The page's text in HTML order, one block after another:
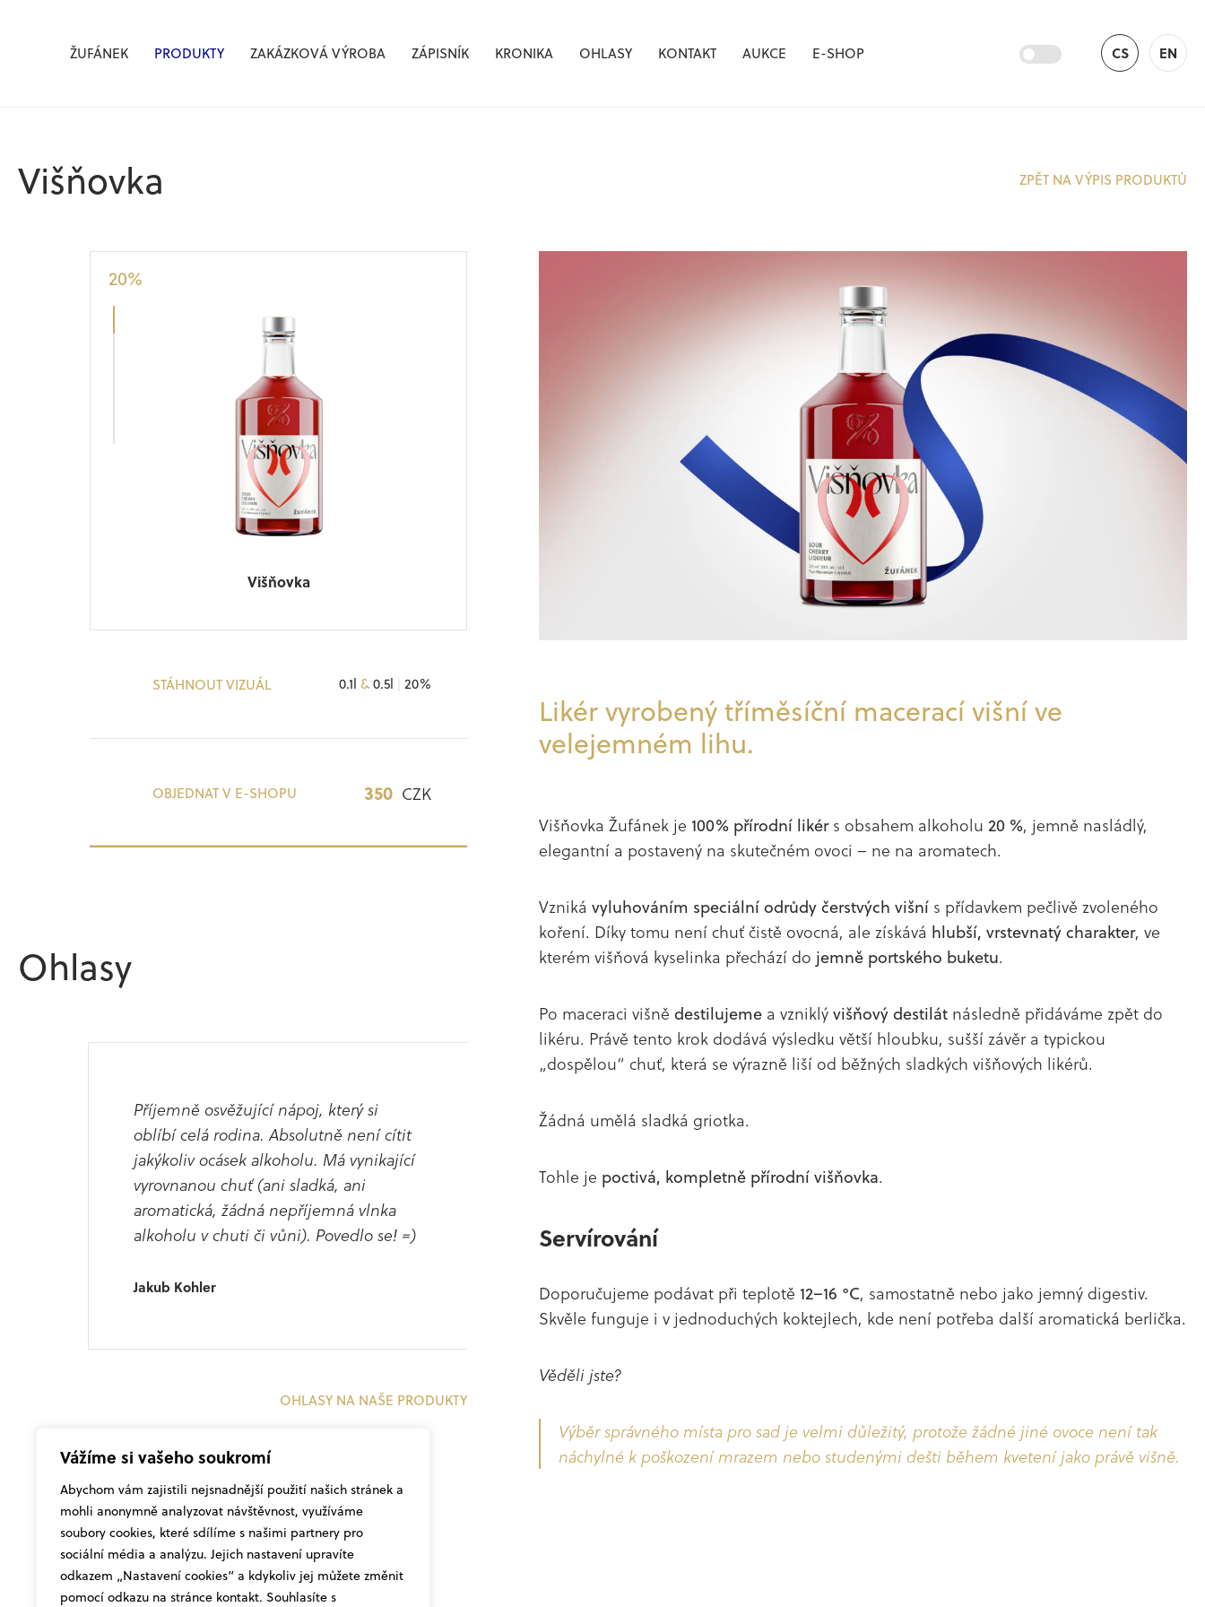
Vážíme si vašeho soukromí
Abychom vám zajistili nejsnadnější použití našich stránek a
mohli anonymně analyzovat návštěvnost, využíváme
soubory cookies, které sdílíme s našimi partnery pro
sociální média a analýzu. Jejich nastavení upravíte
odkazem „Nastavení cookies“ a kdykoliv jej můžete změnit
pomocí odkazu na stránce kontakt. Souhlasíte s
Žufánek.cz
ŽUFÁNEK PRODUKTY ZAKÁZKOVÁ VÝROBA ZÁPISNÍK KRONIKA OHLASY KONTAKT AUKCE E-SHOP CS EN
Višňovka ZPĚT NA VÝPIS PRODUKTŮ
Višňovka
20%
OBJEDNAT V E-SHOPU
STÁHNOUT VIZUÁL 0.1l &0.5l 20%
350 CZK
Ohlasy
Příjemně osvěžující nápoj, který si
oblíbí celá rodina. Absolutně není cítit
jakýkoliv ocásek alkoholu. Má vynikající
vyrovnanou chuť (ani sladká, ani
aromatická, žádná nepříjemná vlnka
alkoholu v chuti či vůni). Povedlo se! =)
Jakub Kohler
OHLASY NA NAŠE PRODUKTY
Likér vyrobený tříměsíční macerací višní ve
velejemném lihu.
Višňovka Žufánek je 100% přírodní likérs obsahem alkoholu 20 %, jemně nasládlý,
elegantní a postavený na skutečném ovoci – ne na aromatech.
Vznikávyluhováním speciální odrůdy čerstvých višní s přídavkem pečlivě zvoleného
koření. Díky tomu není chuť čistě ovocná, ale získává hlubší, vrstevnatý charakter, ve
kterém višňová kyselinka přechází do jemně portského buketu.
Po maceraci višnědestilujeme a vzniklývišňový destilát následně přidáváme zpět do
likéru. Právě tento krok dodává výsledku větší hloubku, sušší závěr a typickou
„dospělou“ chuť, která se výrazně liší od běžných sladkých višňových likérů.
Žádná umělá sladká griotka.
Tohle je poctivá, kompletně přírodní višňovka.
Servírování
Doporučujeme podávat při teplotě 12–16 °C, samostatně nebo jako jemný digestiv.
Skvěle funguje i v jednoduchých koktejlech, kde není potřeba další aromatická berlička.
Věděli jste?
Výběr správného místa pro sad je velmi důležitý, protože žádné jiné ovoce není tak
náchylné k poškození mrazem nebo studenými dešti během kvetení jako právě višně.